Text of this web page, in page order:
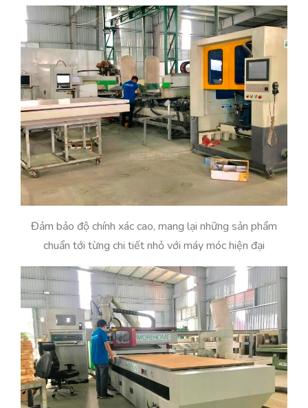
Đảm bảo độ chính xác cao, mang lại những sản phẩm
chuẩn tới từng chi tiết nhỏ với máy móc hiện đại